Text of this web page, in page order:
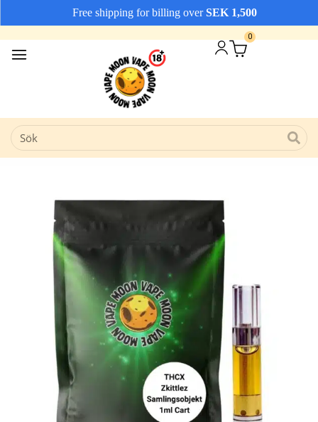
Vi erbjuder snabba leveranserAvfärda
0
Free shipping for billing overSEK 1,500